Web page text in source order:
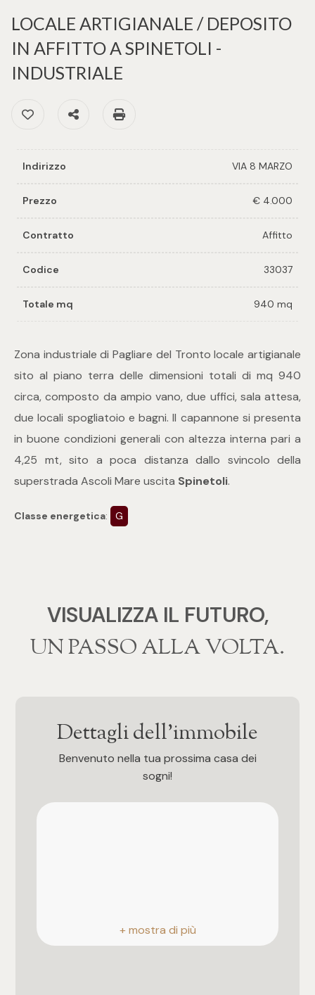
LOCALE ARTIGIANALE / DEPOSITO
IN AFFITTO A SPINETOLI -
INDUSTRIALE
Preferiti: Cod. 33037
Condividi
Indirizzo VIA 8 MARZO
Prezzo € 4.000
Contratto Affitto
Codice 33037
Totale mq 940 mq
Zona industriale di Pagliare del Tronto locale artigianale
sito al piano terra delle dimensioni totali di mq 940
circa, composto da ampio vano, due uffici, sala attesa,
due locali spogliatoio e bagni. Il capannone si presenta
in buone condizioni generali con altezza interna pari a
4,25 mt, sito a poca distanza dallo svincolo della
superstrada Ascoli Mare uscita Spinetoli.
Classe energetica: G
VISUALIZZA IL FUTURO,
‍‍UN PASSO ALLA VOLTA.
Dettagli dell'immobile
Benvenuto nella tua prossima casa dei
sogni!
Richiedi
un
tuo
Provincia
Comune
Tipologia
multiscelta
Qualsiasi
Residenziali
Commerciali
Industriali
Terreni
Prezzo
Totale
mq
Qualsiasi
3